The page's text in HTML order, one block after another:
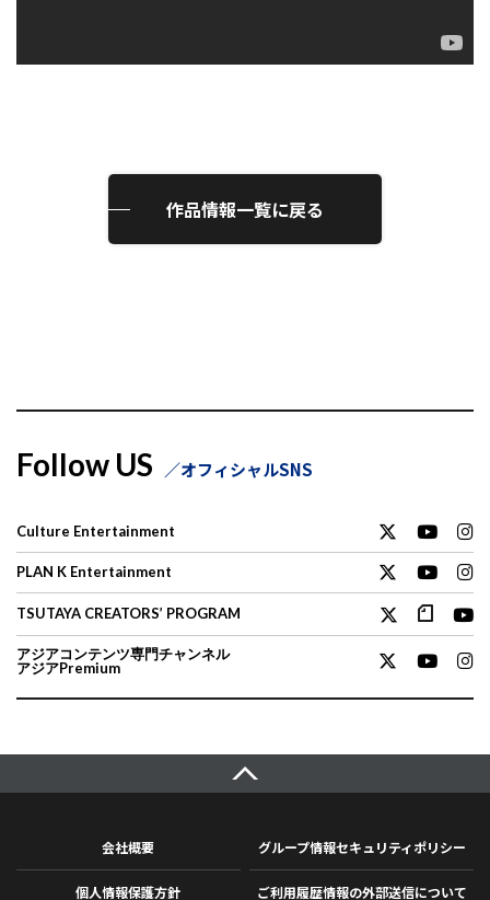
作品情報一覧に戻る
Follow US オフィシャルSNS
Culture Entertainment
PLAN K Entertainment
TSUTAYA CREATORS’ PROGRAM
アジアコンテンツ専門チャンネル
アジアPremium
会社概要 グループ情報セキュリティポリシー
個人情報保護方針 ご利用履歴情報の外部送信について